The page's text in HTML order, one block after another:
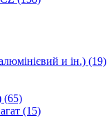
и ін.) (19)
(65)
(15)